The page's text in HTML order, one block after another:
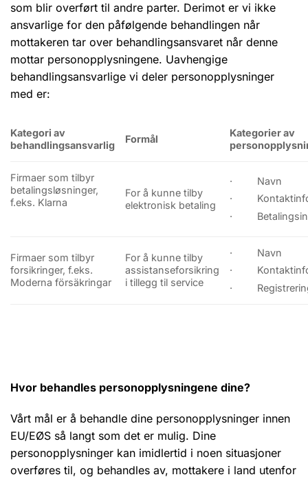
som blir overført til andre parter. Derimot er vi ikke
ansvarlige for den påfølgende behandlingen når
mottakeren tar over behandlingsansvaret når denne
mottar personopplysningene. Uavhengige
behandlingsansvarlige vi deler personopplysninger
med er:
Kategori av
behandlingsansvarlig
Formål
Kategorier av
Firmaer som tilbyr
betalingsløsninger,
f.eks. Klarna
For å kunne tilby
elektronisk betaling
· Navn
·
·
Firmaer som tilbyr
forsikringer, f.eks.
Moderna försäkringar
For å kunne tilby
assistanseforsikring
i tillegg til service
· Navn
·
·
Hvor behandles personopplysningene dine?
Vårt mål er å behandle dine personopplysninger innen
EU/EØS så langt som det er mulig. Dine
personopplysninger kan imidlertid i noen situasjoner
overføres til, og behandles av, mottakere i land utenfor